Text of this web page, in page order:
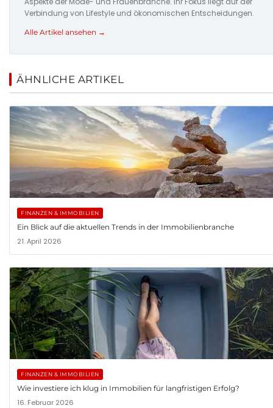
Verbindung von Lifestyle und ökonomischen Entscheidungen.
Alle Artikel ansehen →
ÄHNLICHE ARTIKEL
FINANZEN & IMMOBILIEN
Ein Blick auf die aktuellen Trends in der Immobilienbranche
21. April 2026
FINANZEN & IMMOBILIEN
Wie investiere ich klug in Immobilien für langfristigen Erfolg?
16. Februar 2026